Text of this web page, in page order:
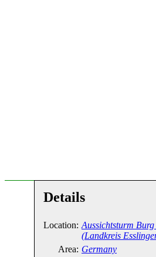
Details
Location: Aussichtsturm
(Landkreis
Area: Germany